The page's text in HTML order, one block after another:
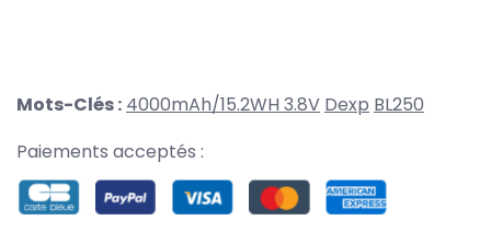
Mots-Clés : 4000mAh/15.2WH 3.8V Dexp BL250
Paiements acceptés :